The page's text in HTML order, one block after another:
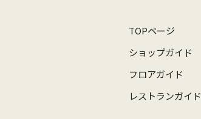
TOPページ
ショップガイド
フロアガイド
レストランガイド